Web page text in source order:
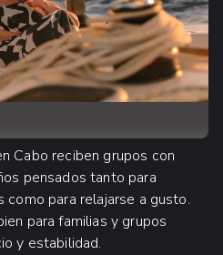
Cabo reciben grupos con
pensados tanto para
para relajarse a gusto.
para familias y grupos
y estabilidad.